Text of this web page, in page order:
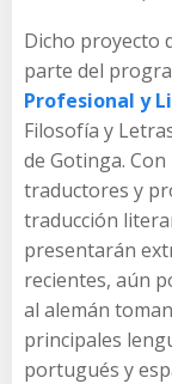
Dicho proyecto
parte del
Profesional y
Filosofía y
de Gotinga.
traductores y
traducción
presentarán
recientes, aún
al alemán
principales
portugués y